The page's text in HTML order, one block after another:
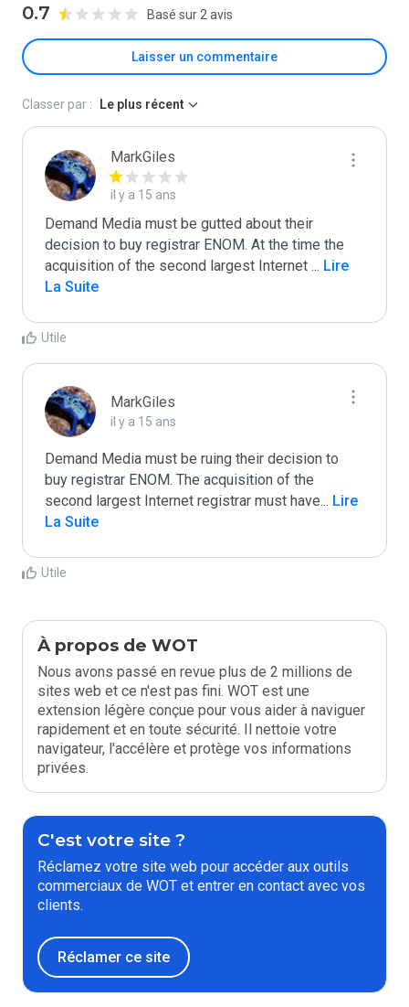
0.7 Basé sur 2 avis
Laisser un commentaire
Classer par : Le plus récent
MarkGiles
il y a 15 ans
Demand Media must be gutted about their
decision to buy registrar ENOM. At the time the
acquisition of the second largest Internet ... Lire
La Suite
Utile
MarkGiles
il y a 15 ans
Demand Media must be ruing their decision to
buy registrar ENOM. The acquisition of the
second largest Internet registrar must have... Lire
La Suite
Utile
À propos de WOT
Nous avons passé en revue plus de 2 millions de
sites web et ce n'est pas fini. WOT est une
extension légère conçue pour vous aider à naviguer
rapidement et en toute sécurité. Il nettoie votre
navigateur, l'accélère et protège vos informations
privées.
C'est votre site ?
Réclamez votre site web pour accéder aux outils
commerciaux de WOT et entrer en contact avec vos
clients.
Réclamer ce site